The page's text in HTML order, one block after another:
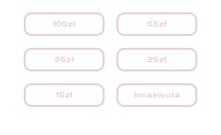
100zł 55zł
35zł 25zł
15zł Inna kwota